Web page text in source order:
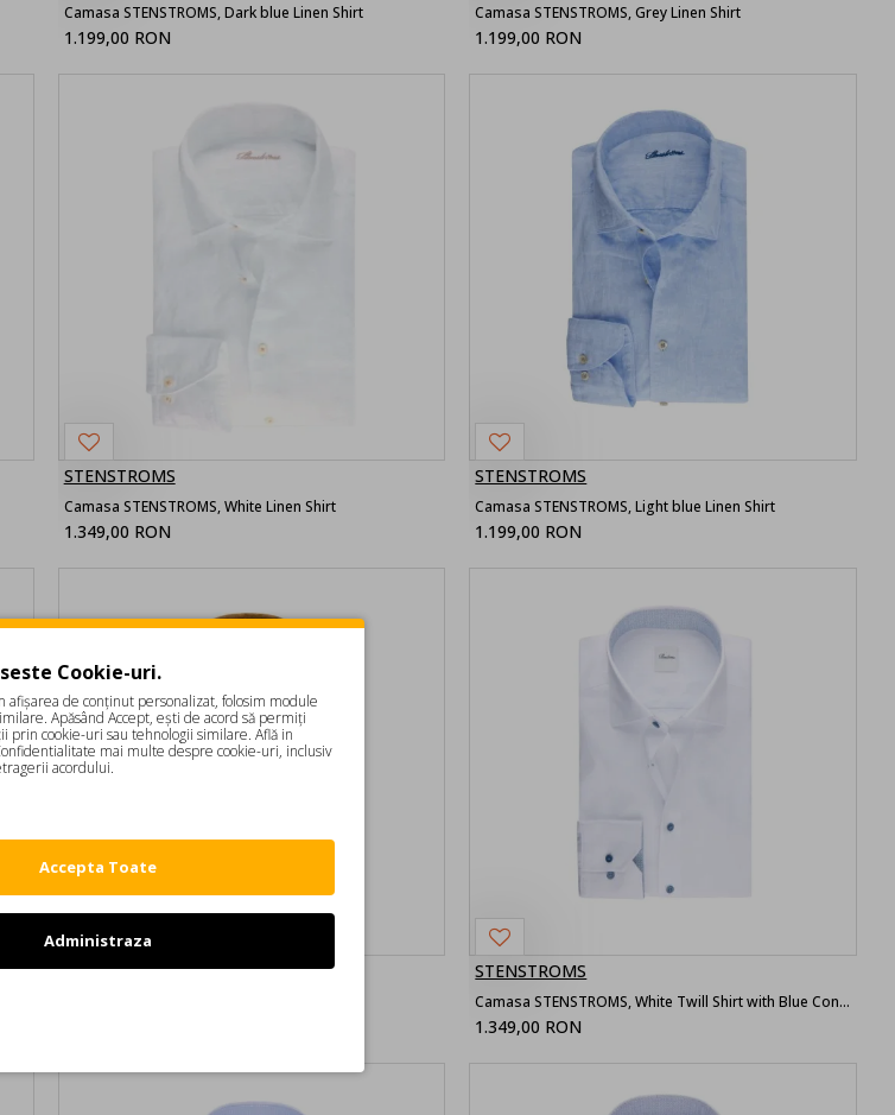
Camasa STENSTROMS, Dark blue Linen Shirt
1.199,00 RON
Camasa STENSTROMS, Grey Linen Shirt
1.199,00 RON
STENSTROMS
Camasa STENSTROMS, White Linen Shirt
1.349,00 RON
STENSTROMS
Camasa STENSTROMS, Light blue Linen Shirt
1.199,00 RON
STENSTROMS STENSTROMS
Camasa STENSTROMS, White Twill Shirt with Blue Contrast
1.349,00 RON
Cookie-uri.
afișarea de conținut personalizat, folosim module
Apăsând Accept, ești de acord să permiți
prin cookie-uri sau tehnologii similare. Află in
mai multe despre cookie-uri, inclusiv
acordului.
Accepta Toate
Administraza